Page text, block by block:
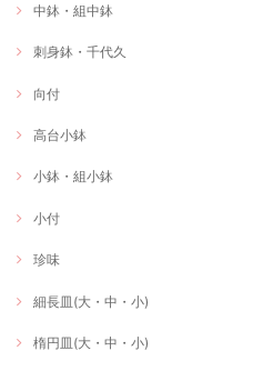
中鉢・組中鉢
刺身鉢・千代久
向付
高台小鉢
小鉢・組小鉢
小付
珍味
細長皿(大・中・小)
楕円皿(大・中・小)